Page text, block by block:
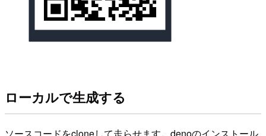
ローカルで生成する
ソースコードをcloneして走らせます。denoのインストール